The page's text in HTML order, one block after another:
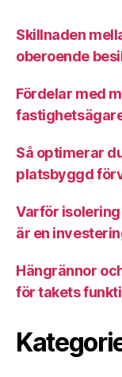
Skillnaden
oberoende
Fördelar med
Så optimerar
platsbyggd
Varför
är en
Hängrännor
för takets